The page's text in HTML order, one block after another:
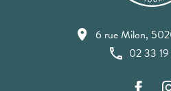
6 rue Milon,
02 33